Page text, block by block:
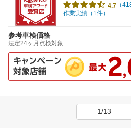
4.7 （
作業実績（1件）
参考車検価格
法定24ヶ月点検対象
1/13